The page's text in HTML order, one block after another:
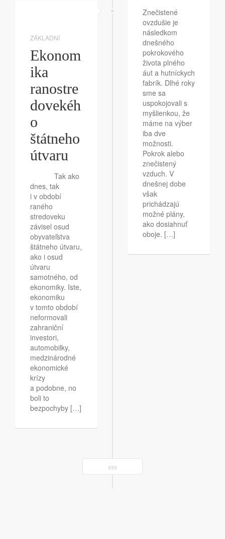
Znečistené
ovzdušie je
následkom
dnešného
pokrokového
života plného
áut a hutníckych
fabrík. Dlhé roky
sme sa
uspokojovali s
myšlienkou, že
máme na výber
iba dve
možnosti.
Pokrok alebo
znečistený
vzduch. V
dnešnej dobe
však
prichádzajú
možné plány,
ako dosiahnuť
oboje. […]
ZÁKLADNÍ
Ekonom
ika
ranostre
dovekéh
o
štátneho
útvaru
Tak ako
dnes, tak
i v období
raného
stredoveku
závisel osud
obyvateľstva
štátneho útvaru,
ako i osud
útvaru
samotného, od
ekonomiky. Iste,
ekonomiku
v tomto období
neformovali
zahraniční
investori,
automobilky,
medzinárodné
ekonomické
krízy
a podobne, no
boli to
bezpochyby […]